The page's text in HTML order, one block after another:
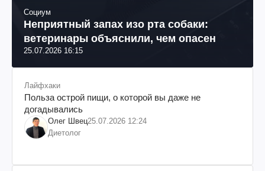
Социум
Неприятный запах изо рта собаки:
ветеринары объяснили, чем опасен
25.07.2026 16:15
Лайфхаки
Польза острой пищи, о которой вы даже не
догадывались
Олег Швец25.07.2026 12:24
Диетолог